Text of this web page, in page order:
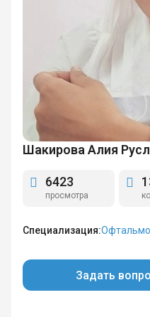
Шакирова Алия
6423
просмотра
Специализация:
Задать